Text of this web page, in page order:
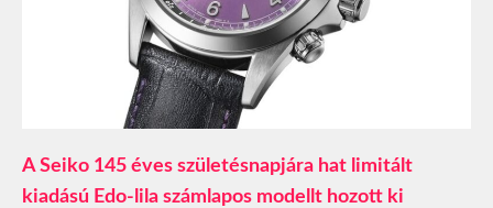
A Seiko 145 éves születésnapjára hat limitált
kiadású Edo-lila számlapos modellt hozott ki